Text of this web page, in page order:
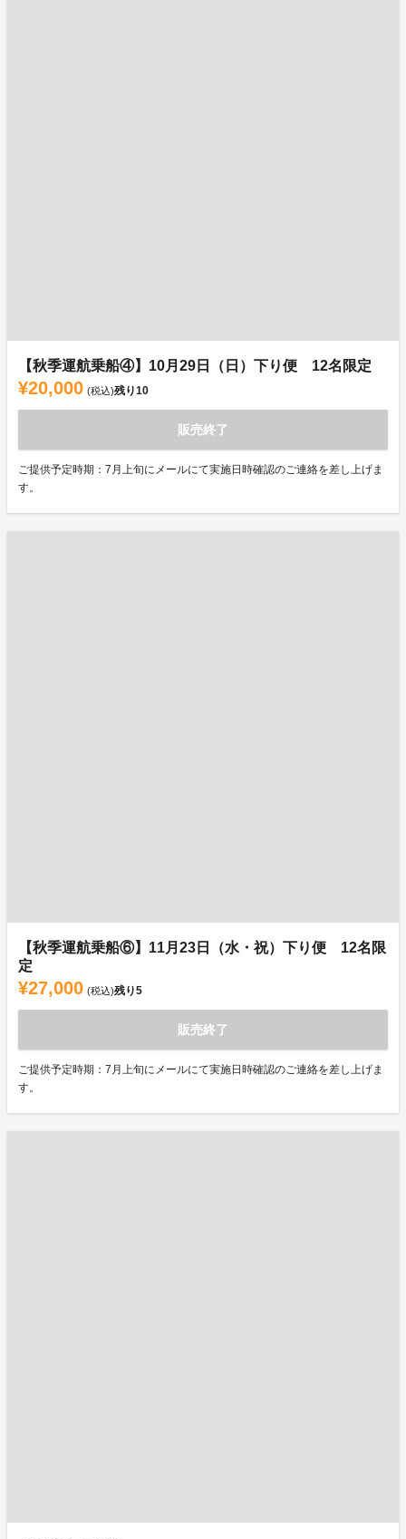
【秋季運航乗船④】10月29日（日）下り便 12名限定
¥20,000 (税込)残り10
販売終了
ご提供予定時期：7月上旬にメールにて実施日時確認のご連絡を差し上げま
す。
【秋季運航乗船⑥】11月23日（水・祝）下り便 12名限
定
¥27,000 (税込)残り5
販売終了
ご提供予定時期：7月上旬にメールにて実施日時確認のご連絡を差し上げま
す。